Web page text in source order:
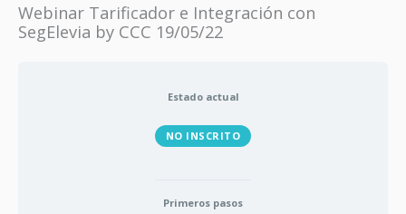
Webinar Tarificador e Integración con
SegElevia by CCC 19/05/22
Estado actual
NO INSCRITO
Primeros pasos